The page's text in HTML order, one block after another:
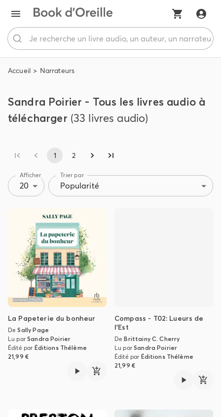
Accueil Narrateurs
Sandra Poirier - Tous les livres audio à
télécharger (33 livres audio)
1 2
Afficher
20
Trier par
Popularité
La Papeterie du bonheur
DeSally Page
Lu parSandra Poirier
Édité par Éditions Thélème
21,99 €
Compass - T02: Lueurs de
l'Est
DeBrittainy C. Cherry
Lu parSandra Poirier
Édité par Éditions Thélème
21,99 €